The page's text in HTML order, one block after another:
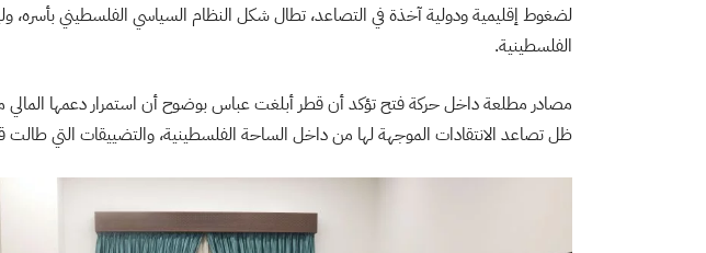
لضغوط إقليمية ودولية آخذة في التصاعد، تطال شكل النظام السياسي الفلسطيني
الفلسطينية.
مصادر مطلعة داخل حركة فتح تؤكد أن قطر أبلغت عباس بوضوح أن استمرار دعمها
ظل تصاعد الانتقادات الموجهة لها من داخل الساحة الفلسطينية، والتضييقات التي طالت